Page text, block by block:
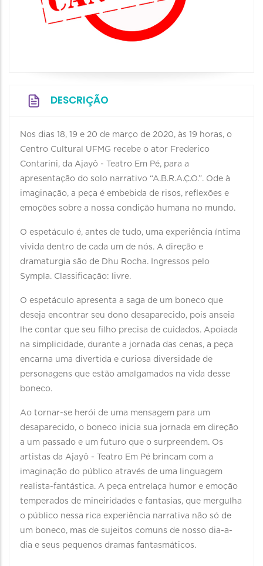
DESCRIÇÃO
Nos dias 18, 19 e 20 de março de 2020, às 19 horas, o
Centro Cultural UFMG recebe o ator Frederico
Contarini, da Ajayô - Teatro Em Pé, para a
apresentação do solo narrativo “A.B.R.A.Ç.O.”. Ode à
imaginação, a peça é embebida de risos, reflexões e
emoções sobre a nossa condição humana no mundo.
O espetáculo é, antes de tudo, uma experiência íntima
vivida dentro de cada um de nós. A direção e
dramaturgia são de Dhu Rocha. Ingressos pelo
Sympla. Classificação: livre.
O espetáculo apresenta a saga de um boneco que
deseja encontrar seu dono desaparecido, pois anseia
lhe contar que seu filho precisa de cuidados. Apoiada
na simplicidade, durante a jornada das cenas, a peça
encarna uma divertida e curiosa diversidade de
personagens que estão amalgamados na vida desse
boneco.
Ao tornar-se herói de uma mensagem para um
desaparecido, o boneco inicia sua jornada em direção
a um passado e um futuro que o surpreendem. Os
artistas da Ajayô - Teatro Em Pé brincam com a
imaginação do público através de uma linguagem
realista-fantástica. A peça entrelaça humor e emoção
temperados de mineiridades e fantasias, que mergulha
o público nessa rica experiência narrativa não só de
um boneco, mas de sujeitos comuns de nosso dia-a-
dia e seus pequenos dramas fantasmáticos.